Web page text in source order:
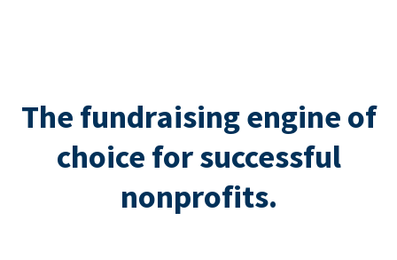
The fundraising engine of
choice for successful
nonprofits.